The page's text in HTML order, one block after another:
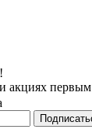
акциях первым